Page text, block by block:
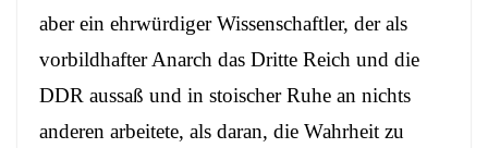
aber ein ehrwürdiger Wissenschaftler, der als
vorbildhafter Anarch das Dritte Reich und die
DDR aussaß und in stoischer Ruhe an nichts
anderen arbeitete, als daran, die Wahrheit zu